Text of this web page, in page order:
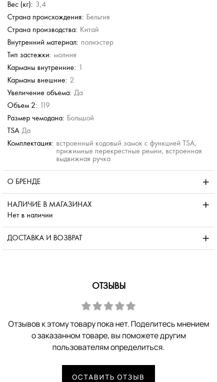
Вес (кг): 3,4
Страна происхождения: Бельгия
Страна производства: Китай
Внутренний материал: полиэстер
Тип застежки: молния
Карманы внутренние: 1
Карманы внешние: 2
Увеличение объема: Да
Объем 2: 119
Размер чемодана: Большой
TSA Да
Комплектация: встроенный кодовый замок с функцией TSA,
прижимные перекрестные ремни, встроенная
выдвижная ручка
О БРЕНДЕ
НАЛИЧИЕ В МАГАЗИНАХ
Нет в наличии
ДОСТАВКА И ВОЗВРАТ
ОТЗЫВЫ
Отзывов к этому товару пока нет. Поделитесь мнением
о заказанном товаре, вы поможете другим
пользователям определиться.
ОСТАВИТЬ ОТЗЫВ